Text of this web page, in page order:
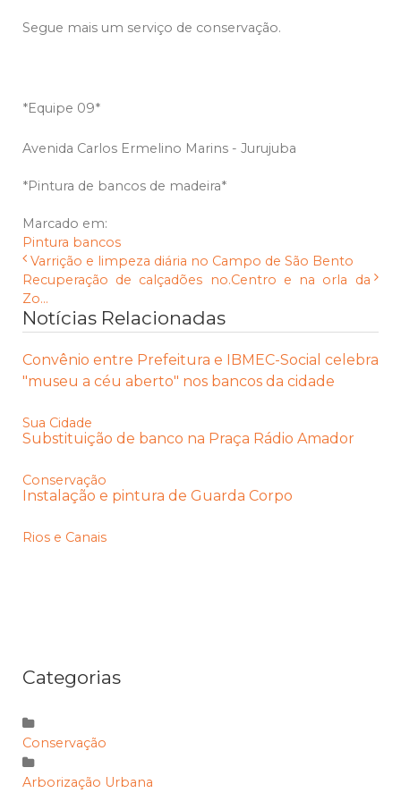
Segue mais um serviço de conservação.
*Equipe 09*
Avenida Carlos Ermelino Marins - Jurujuba
*Pintura de bancos de madeira*
Marcado em:
Pintura bancos
Varrição e limpeza diária no Campo de São Bento
Recuperação de calçadões no.Centro e na orla da
Zo...
Notícias Relacionadas
Convênio entre Prefeitura e IBMEC-Social celebra
"museu a céu aberto" nos bancos da cidade
Sua Cidade
Substituição de banco na Praça Rádio Amador
Conservação
Instalação e pintura de Guarda Corpo
Rios e Canais
Categorias
Conservação
Arborização Urbana